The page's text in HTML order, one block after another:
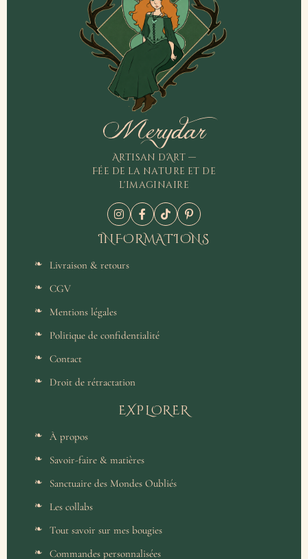
Merydar
Artisan d'Art —
Fée de la nature et de
l'imaginaire
INFORMATIONS
Livraison & retours
CGV
Mentions légales
Politique de confidentialité
Contact
Droit de rétractation
EXPLORER
À propos
Savoir-faire & matières
Sanctuaire des Mondes Oubliés
Les collabs
Tout savoir sur mes bougies
Commandes personnalisées